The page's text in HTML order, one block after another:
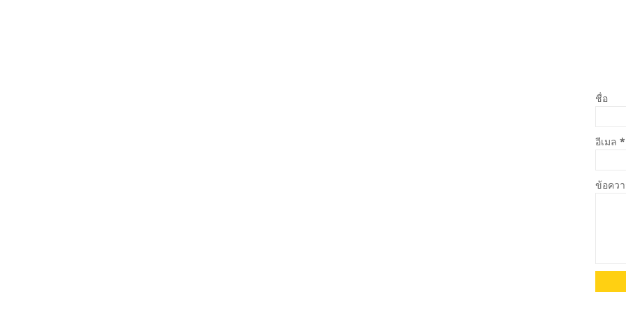
ชื่อ
อีเมล *
ข้อคว